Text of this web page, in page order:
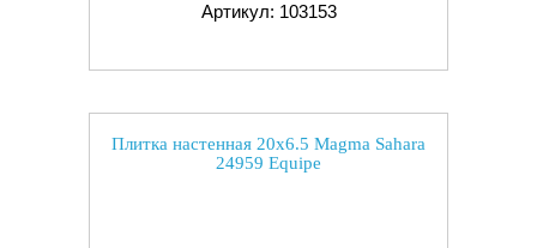
Артикул: 103153
Плитка настенная 20x6.5 Magma Sahara
24959 Equipe